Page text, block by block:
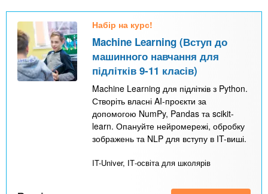
Набір на курс!
Machine Learning (Вступ до
машинного навчання для
підлітків 9-11 класів)
Machine Learning для підлітків з Python.
Створіть власні AI-проєкти за
допомогою NumPy, Pandas та scikit-
learn. Опануйте нейромережі, обробку
зображень та NLP для вступу в IT-виші.
IT-Univer, ІТ-освіта для школярів